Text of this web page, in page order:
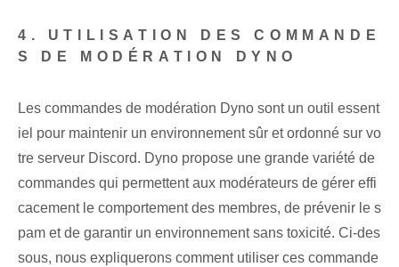
4. UTILISATION DES COMMANDE
S DE MODÉRATION DYNO
Les commandes de modération Dyno sont un outil essent
iel pour maintenir un environnement sûr et ordonné sur vo
tre serveur Discord. Dyno propose une grande variété de
commandes qui permettent aux modérateurs de gérer effi
cacement le comportement des membres, de prévenir le s
pam et de garantir un environnement sans toxicité. Ci-des
sous, nous expliquerons comment utiliser ces commande